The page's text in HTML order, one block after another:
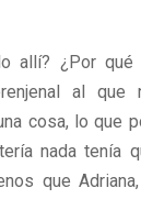
allí? ¿Por
al que
cosa, lo que
nada tenía
que